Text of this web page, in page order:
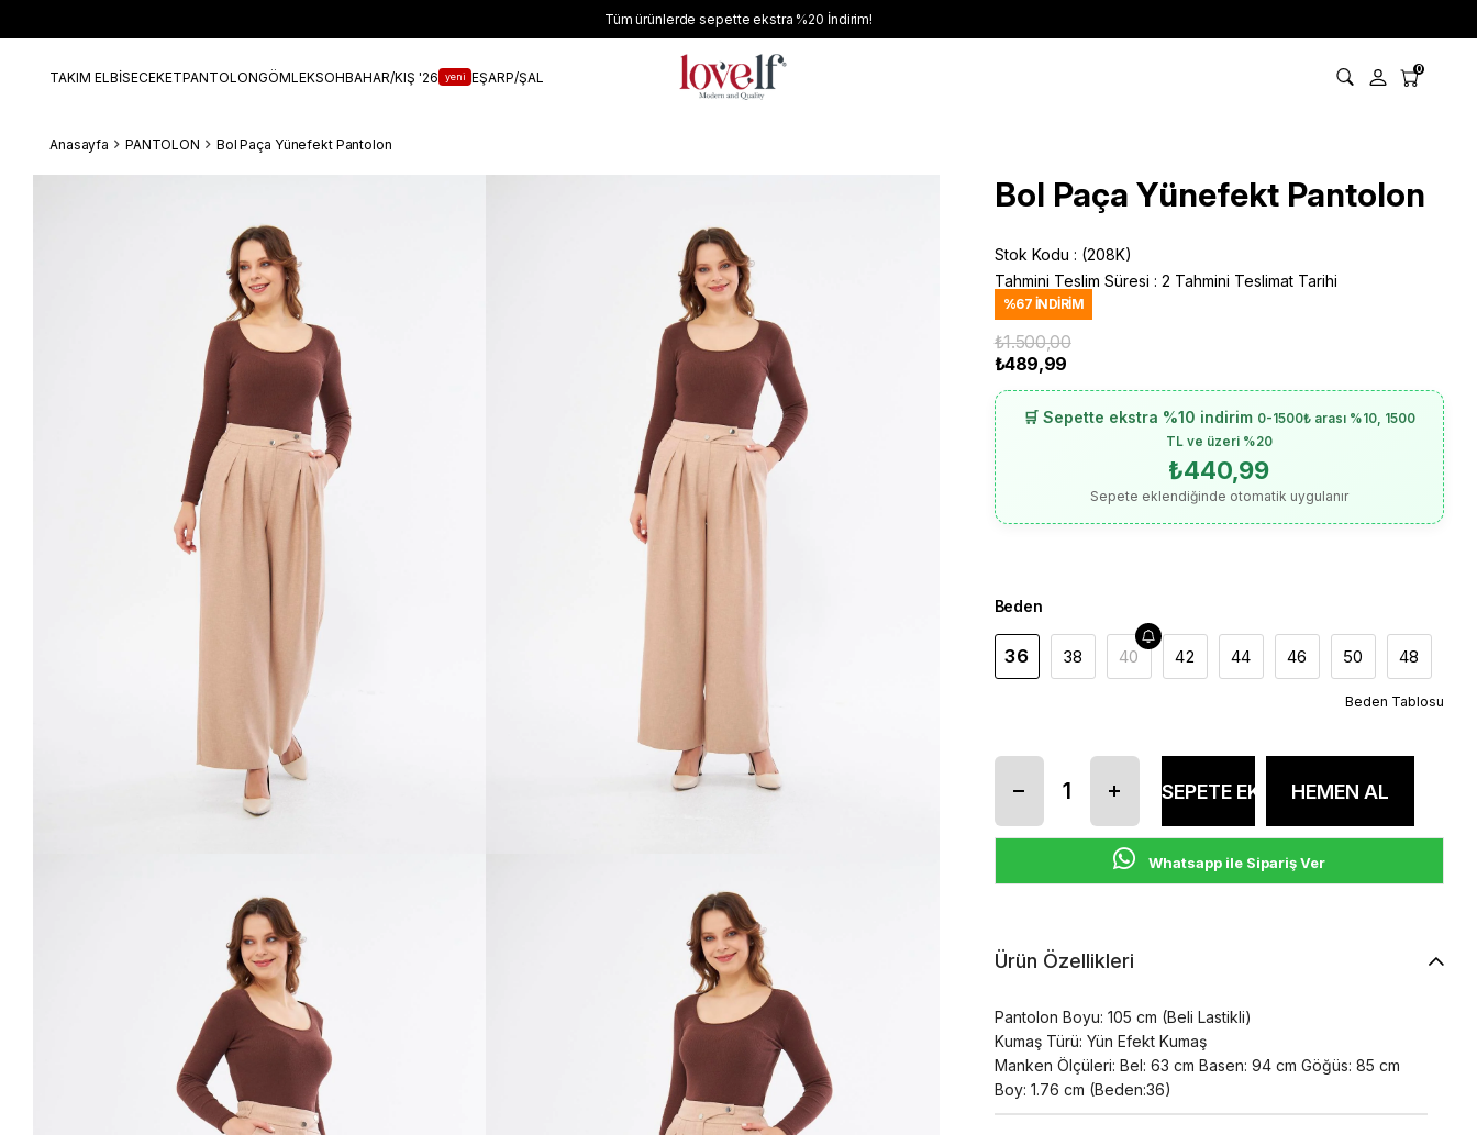
Tüm ürünlerde sepette ekstra %20 İndirim!
TAKIM ELBİSECEKETPANTOLONGÖMLEKSOHBAHAR/KIŞ '26 yeni EŞARP/ŞAL 0
Anasayfa PANTOLON Bol Paça Yünefekt Pantolon
Bol Paça Yünefekt Pantolon
Stok Kodu
(208K)
Tahmini Teslim Süresi : 2 Tahmini Teslimat Tarihi
%67 İNDIRIM
₺1.500,00
₺489,99
🛒 Sepette ekstra %10 indirim 0-1500₺ arası %10, 1500
TL ve üzeri %20
₺440,99
Sepete eklendiğinde otomatik uygulanır
Beden
36 38 40 42 44 46 50 48
Beden Tablosu
Whatsapp ile Sipariş Ver
Ürün Özellikleri
Pantolon Boyu: 105 cm (Beli Lastikli)
Kumaş Türü: Yün Efekt Kumaş
Manken Ölçüleri: Bel: 63 cm Basen: 94 cm Göğüs: 85 cm
Boy: 1.76 cm (Beden:36)